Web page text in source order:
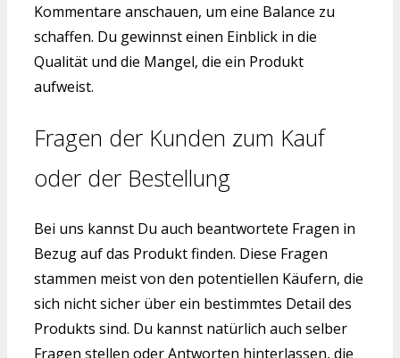
Kommentare anschauen, um eine Balance zu
schaffen. Du gewinnst einen Einblick in die
Qualität und die Mangel, die ein Produkt
aufweist.
Fragen der Kunden zum Kauf
oder der Bestellung
Bei uns kannst Du auch beantwortete Fragen in
Bezug auf das Produkt finden. Diese Fragen
stammen meist von den potentiellen Käufern, die
sich nicht sicher über ein bestimmtes Detail des
Produkts sind. Du kannst natürlich auch selber
Fragen stellen oder Antworten hinterlassen, die